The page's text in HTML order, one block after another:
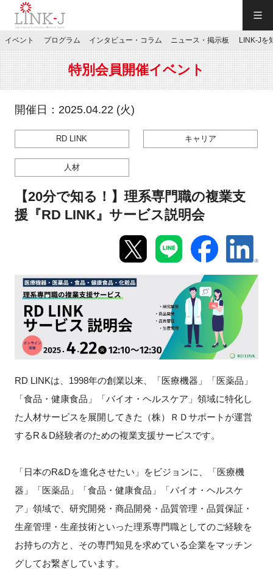
JP／EN
特別会員専用メニュー
お問い合わせ
新規登録
イベント
インタビュー・コラム
ニュース・掲示板
特別会員
施設・アクセス
イベント プログラム インタビュー・コラム ニュース・掲示板 LINK-Jを
特別会員開催イベント
開催日：2025.04.22 (火)
RD LINK キャリア
人材
【20分で知る！】理系専門職の複業支
援『RD LINK』サービス説明会
RD LINKは、1998年の創業以来、「医療機器」「医薬品」
「食品・健康食品」「バイオ・ヘルスケア」領域に特化し
た人材サービスを展開してきた（株）ＲＤサポートが運営
するR＆D経験者のための複業支援サービスです。
「日本のR&Dを進化させたい」をビジョンに、「医療機
器」「医薬品」「食品・健康食品」「バイオ・ヘルスケ
ア」領域で、研究開発・商品開発・品質管理・品質保証・
生産管理・生産技術といった理系専門職としてのご経験を
お持ちの方と、その専門知見を求めている企業をマッチン
グしてお繋ぎしています。